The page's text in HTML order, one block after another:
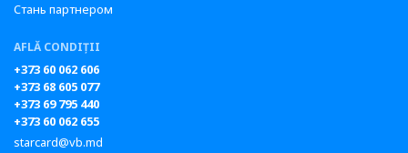
Стань партнером
AFLĂ CONDIȚII
+373 60 062 606
+373 68 605 077
+373 69 795 440
+373 60 062 655
starcard@vb.md